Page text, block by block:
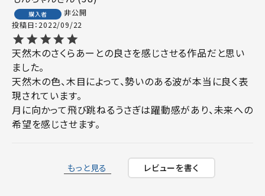
購入者
非公開
投稿日 2022/09/22
天然木のさくらあーとの良さを感じさせる作品だと思い
ました。
天然木の色、木目によって、勢いのある波が本当に良く表
現されています。
月に向かって飛び跳ねるうさぎは躍動感があり、未来への
希望を感じさせます。
もっと見る レビューを書く